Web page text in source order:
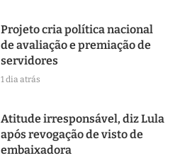
Projeto cria política nacional
de avaliação e premiação de
servidores
1 dia atrás
Atitude irresponsável, diz Lula
após revogação de visto de
embaixadora